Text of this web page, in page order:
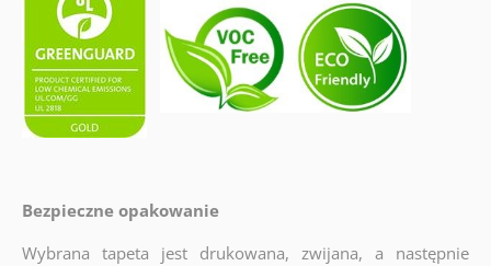
Bezpieczne opakowanie
Wybrana tapeta jest drukowana, zwijana, a następnie